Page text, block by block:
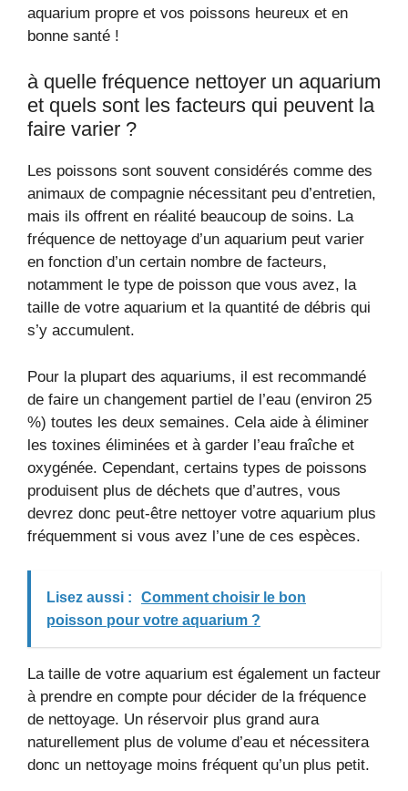
aquarium propre et vos poissons heureux et en
bonne santé !
à quelle fréquence nettoyer un aquarium
et quels sont les facteurs qui peuvent la
faire varier ?
Les poissons sont souvent considérés comme des
animaux de compagnie nécessitant peu d’entretien,
mais ils offrent en réalité beaucoup de soins. La
fréquence de nettoyage d’un aquarium peut varier
en fonction d’un certain nombre de facteurs,
notamment le type de poisson que vous avez, la
taille de votre aquarium et la quantité de débris qui
s’y accumulent.
Pour la plupart des aquariums, il est recommandé
de faire un changement partiel de l’eau (environ 25
%) toutes les deux semaines. Cela aide à éliminer
les toxines éliminées et à garder l’eau fraîche et
oxygénée. Cependant, certains types de poissons
produisent plus de déchets que d’autres, vous
devrez donc peut-être nettoyer votre aquarium plus
fréquemment si vous avez l’une de ces espèces.
Lisez aussi :
Comment choisir le bon
poisson pour votre aquarium ?
La taille de votre aquarium est également un facteur
à prendre en compte pour décider de la fréquence
de nettoyage. Un réservoir plus grand aura
naturellement plus de volume d’eau et nécessitera
donc un nettoyage moins fréquent qu’un plus petit.